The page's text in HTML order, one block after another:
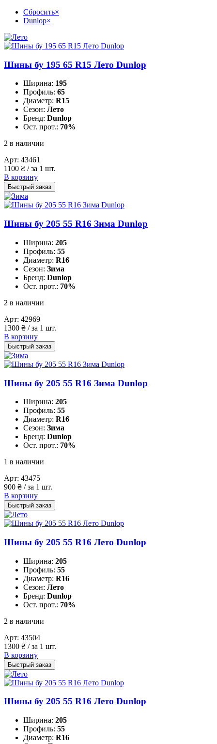
Сбросить×
Dunlop×
Шины бу 195 65 R15 Лето Dunlop
Ширина: 195
Профиль: 65
Диаметр: R15
Сезон: Лето
Бренд: Dunlop
Ост. прот.: 70%
2 в наличии
Арт: 43461
1100 ₴ / за 1 шт.
В корзину
Быстрый заказ
Шины бу 205 55 R16 Зима Dunlop
Ширина: 205
Профиль: 55
Диаметр: R16
Сезон: Зима
Бренд: Dunlop
Ост. прот.: 70%
2 в наличии
Арт: 42969
1300 ₴ / за 1 шт.
В корзину
Быстрый заказ
Шины бу 205 55 R16 Зима Dunlop
Ширина: 205
Профиль: 55
Диаметр: R16
Сезон: Зима
Бренд: Dunlop
Ост. прот.: 70%
1 в наличии
Арт: 43475
900 ₴ / за 1 шт.
В корзину
Быстрый заказ
Шины бу 205 55 R16 Лето Dunlop
Ширина: 205
Профиль: 55
Диаметр: R16
Сезон: Лето
Бренд: Dunlop
Ост. прот.: 70%
2 в наличии
Арт: 43504
1300 ₴ / за 1 шт.
В корзину
Быстрый заказ
Шины бу 205 55 R16 Лето Dunlop
Ширина: 205
Профиль: 55
Диаметр: R16